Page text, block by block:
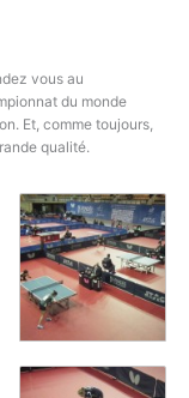
vous au
du monde
Et, comme toujours,
qualité.